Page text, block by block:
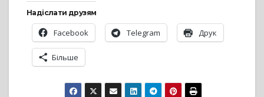
Надіслати друзям
Facebook Telegram Друк
Більше